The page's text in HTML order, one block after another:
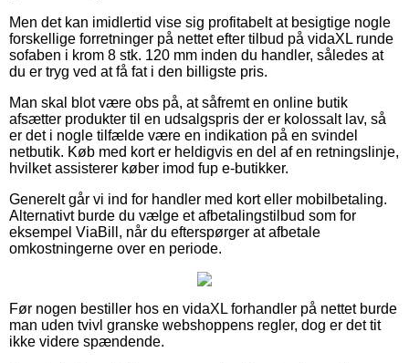
Men det kan imidlertid vise sig profitabelt at besigtige nogle
forskellige forretninger på nettet efter tilbud på vidaXL runde
sofaben i krom 8 stk. 120 mm inden du handler, således at
du er tryg ved at få fat i den billigste pris.
Man skal blot være obs på, at såfremt en online butik
afsætter produkter til en udsalgspris der er kolossalt lav, så
er det i nogle tilfælde være en indikation på en svindel
netbutik. Køb med kort er heldigvis en del af en retningslinje,
hvilket assisterer køber imod fup e-butikker.
Generelt går vi ind for handler med kort eller mobilbetaling.
Alternativt burde du vælge et afbetalingstilbud som for
eksempel ViaBill, når du efterspørger at afbetale
omkostningerne over en periode.
Før nogen bestiller hos en vidaXL forhandler på nettet burde
man uden tvivl granske webshoppens regler, dog er det tit
ikke videre spændende.